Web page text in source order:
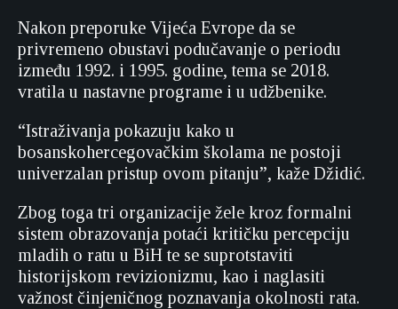
Nakon preporuke Vijeća Evrope da se
privremeno obustavi podučavanje o periodu
između 1992. i 1995. godine, tema se 2018.
vratila u nastavne programe i u udžbenike.
“Istraživanja pokazuju kako u
bosanskohercegovačkim školama ne postoji
univerzalan pristup ovom pitanju”, kaže Džidić.
Zbog toga tri organizacije žele kroz formalni
sistem obrazovanja potaći kritičku percepciju
mladih o ratu u BiH te se suprotstaviti
historijskom revizionizmu, kao i naglasiti
važnost činjeničnog poznavanja okolnosti rata.